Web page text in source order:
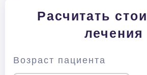
Расчитать
лечения
Возраст пациента